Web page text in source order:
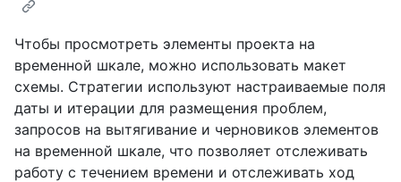
Чтобы просмотреть элементы проекта на
временной шкале, можно использовать макет
схемы. Стратегии используют настраиваемые поля
даты и итерации для размещения проблем,
запросов на вытягивание и черновиков элементов
на временной шкале, что позволяет отслеживать
работу с течением времени и отслеживать ход